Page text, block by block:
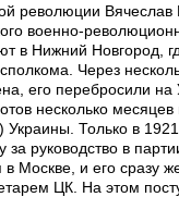
революции
военно-
в Нижний Новгород,
Через
его перебросили на
несколько
Только в 1921
за руководство в
Москве, и его сразу
ЦК. На этом